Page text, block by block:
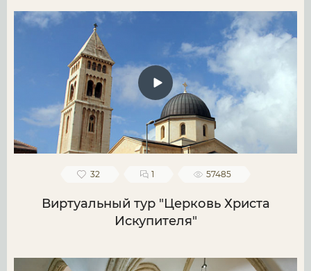
32 1 57485
Виртуальный тур "Церковь Христа
Искупителя"